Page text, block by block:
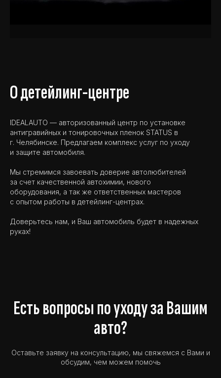
О детейлинг-центре
IDEALAUTO — авторизованный центр по установке
антигравийных и тонировочных пленок STATUS в
г. Челябинске. Предлагаем комплекс услуг по уходу
и защите автомобиля.
Мы стремимся завоевать доверие автолюбителей
за счет качественной автохимии, нового
оборудования, а так же ответственных мастеров
с опытом работы в детейлинг-центрах.
Доверьтесь нам, и Ваш автомобиль будет в надежных
руках!
Есть вопросы по уходу за Вашим
авто?
Оставьте заявку на консультацию, мы свяжемся с Вами и
обсудим, чем можем помочь